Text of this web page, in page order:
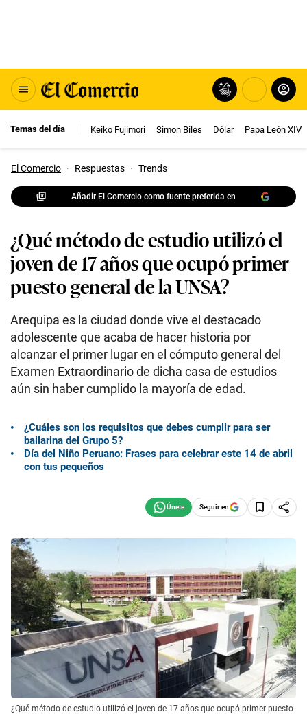
Temas del día Keiko Fujimori Simon Biles Dólar Papa León XIV
El Comercio · Respuestas · Trends
Añadir El Comercio como fuente preferida en
¿Qué método de estudio utilizó el
joven de 17 años que ocupó primer
puesto general de la UNSA?
Arequipa es la ciudad donde vive el destacado
adolescente que acaba de hacer historia por
alcanzar el primer lugar en el cómputo general del
Examen Extraordinario de dicha casa de estudios
aún sin haber cumplido la mayoría de edad.
¿Cuáles son los requisitos que debes cumplir para ser
bailarina del Grupo 5?
Día del Niño Peruano: Frases para celebrar este 14 de abril
con tus pequeños
Seguir en
¿Qué método de estudio utilizó el joven de 17 años que ocupó primer puesto